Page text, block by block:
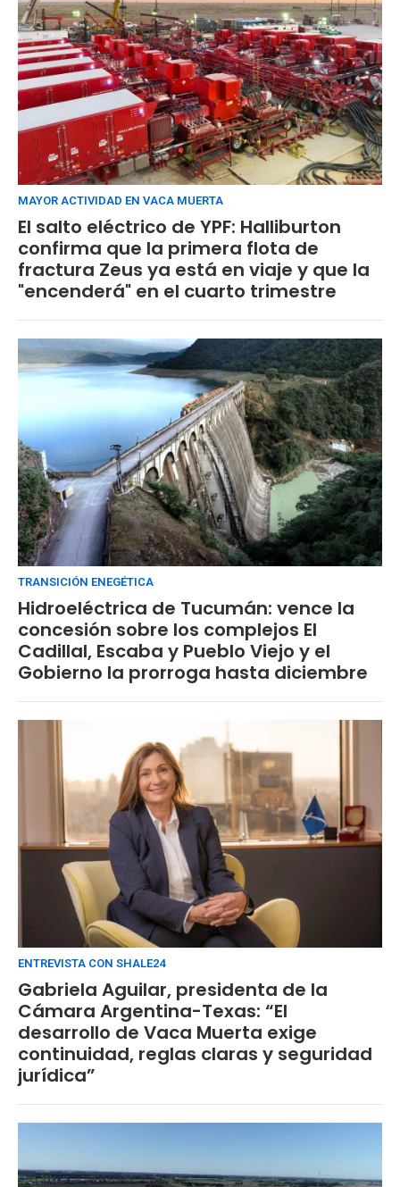
MAYOR ACTIVIDAD EN VACA MUERTA
El salto eléctrico de YPF: Halliburton
confirma que la primera flota de
fractura Zeus ya está en viaje y que la
"encenderá" en el cuarto trimestre
TRANSICIÓN ENEGÉTICA
Hidroeléctrica de Tucumán: vence la
concesión sobre los complejos El
Cadillal, Escaba y Pueblo Viejo y el
Gobierno la prorroga hasta diciembre
ENTREVISTA CON SHALE24
Gabriela Aguilar, presidenta de la
Cámara Argentina-Texas: “El
desarrollo de Vaca Muerta exige
continuidad, reglas claras y seguridad
jurídica”